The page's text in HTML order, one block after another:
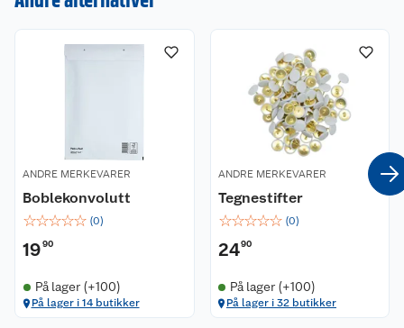
ANDRE MERKEVARER
Boblekonvolutt
☆☆☆☆☆ (0)
1990
På lager (+100)
På lager i 14 butikker
ANDRE MERKEVARER
Tegnestifter
☆☆☆☆☆ (0)
2490
På lager (+100)
På lager i 32 butikker
Nyheter
Våre butikker
Bærekraft
Angre- og returrett
Reklamasjon og garanti
Betalingsalternativer
Pakkesporing
Kjøpsvilkår
Coop medlem
Klikk og hent
Festdrakter til hele familien
Hagemøbler og utemøbler